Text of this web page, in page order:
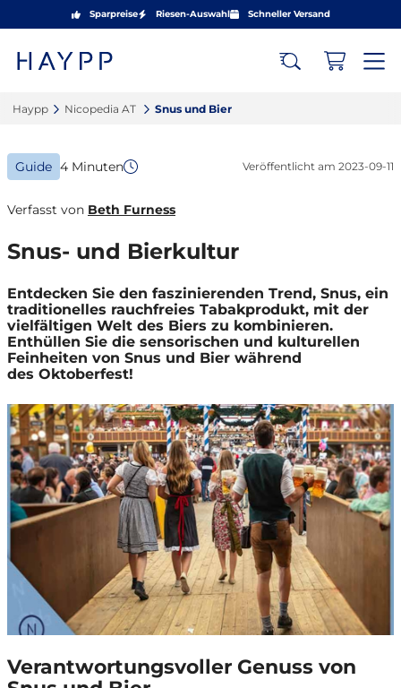
Sparpreise Riesen-Auswahl Schneller Versand
Haypp‎ Nicopedia AT ‎ Snus und Bier‎
Guide 4 Minuten Veröffentlicht am 2023-09-11
Verfasst von Beth Furness
Snus- und Bierkultur
Entdecken Sie den faszinierenden Trend, Snus, ein
traditionelles rauchfreies Tabakprodukt, mit der
vielfältigen Welt des Biers zu kombinieren.
Enthüllen Sie die sensorischen und kulturellen
Feinheiten von Snus und Bier während
des Oktoberfest!
Verantwortungsvoller Genuss von